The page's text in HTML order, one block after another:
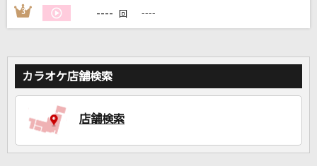
3 ---- 回 ----
カラオケ店舗検索
店舗検索